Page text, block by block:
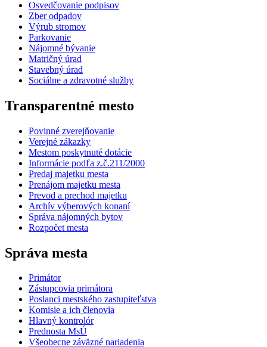
Osvedčovanie podpisov
Zber odpadov
Výrub stromov
Parkovanie
Nájomné bývanie
Matričný úrad
Stavebný úrad
Sociálne a zdravotné služby
Transparentné mesto
Povinné zverejňovanie
Verejné zákazky
Mestom poskytnuté dotácie
Informácie podľa z.č.211/2000
Predaj majetku mesta
Prenájom majetku mesta
Prevod a prechod majetku
Archív výberových konaní
Správa nájomných bytov
Rozpočet mesta
Správa mesta
Primátor
Zástupcovia primátora
Poslanci mestského zastupiteľstva
Komisie a ich členovia
Hlavný kontrolór
Prednosta MsÚ
Všeobecne záväzné nariadenia